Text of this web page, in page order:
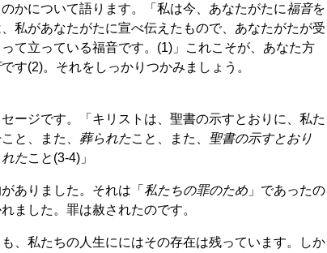
かについて語ります。「私は今、あなたがたに福音を
私があなたがたに宣べ伝えたもので、あなたがたが受
て立っている福音です。(1)」これこそが、あなた方
です(2)。それをしっかりつかみましょう。
ージです。「キリストは、聖書の示すとおりに、私た
こと、また、 葬られたこと、また、
聖書の示すとおり
たこと(3-4)」
ありました。それは「 私たちの罪のため 」であったの
ました。罪は赦されたのです。
、私たちの人生ににはその存在は残っています。しか